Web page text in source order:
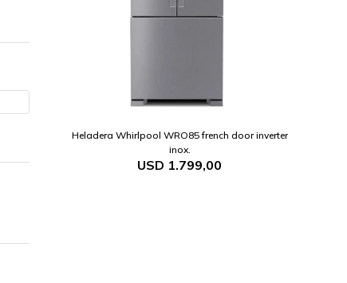
Heladera Whirlpool WRO85 french door inverter
inox.
USD 1.799,00